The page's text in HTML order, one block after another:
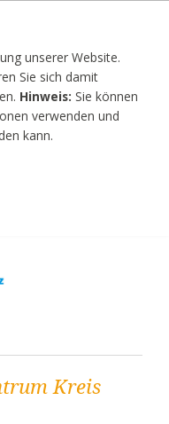
unserer Website.
Sie sich damit
Hinweis: Sie können
verwenden und
kann.
Kreis